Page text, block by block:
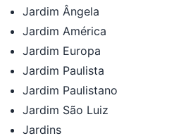
Jardim Ângela
Jardim América
Jardim Europa
Jardim Paulista
Jardim Paulistano
Jardim São Luiz
Jardins